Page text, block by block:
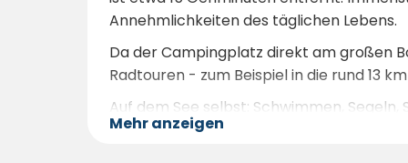
Annehmlichkeiten des täglichen Lebens.
Da der Campingplatz direkt am großen
Radtouren - zum Beispiel in die rund 13
Auf dem See selbst: Schwimmen,
vom Platz aus leicht zu erreichen. Für
Mehr anzeigen